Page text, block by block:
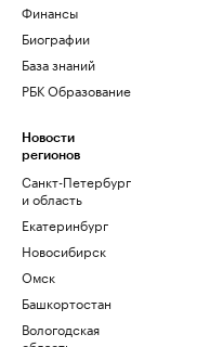
Финансы
Биографии
База знаний
РБК Образование
Новости
регионов
Санкт-Петербург
и область
Екатеринбург
Новосибирск
Омск
Башкортостан
Вологодская